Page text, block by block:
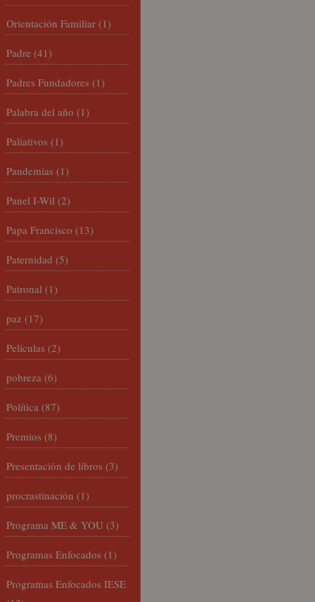
Orientación Familiar (1)
Padre (41)
Padres Fundadores (1)
Palabra del año (1)
Paliativos (1)
Pandemias (1)
Panel I-Wil (2)
Papa Francisco (13)
Paternidad (5)
Patronal (1)
paz (17)
Películas (2)
pobreza (6)
Política (87)
Premios (8)
Presentación de libros (3)
procrastinación (1)
Programa ME & YOU (3)
Programas Enfocados (1)
Programas Enfocados IESE